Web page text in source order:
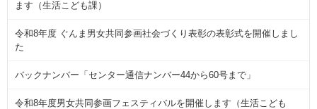
ます（生活こども課）
令和8年度 ぐんま男女共同参画社会づくり表彰の表彰式を開催しまし
た
バックナンバー「センター通信ナンバー44から60号まで」
令和8年度男女共同参画フェスティバルを開催します（生活こども